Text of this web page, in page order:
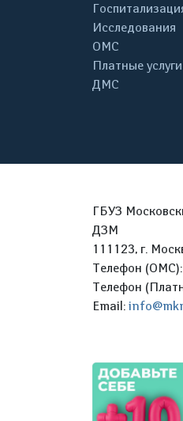
Исследования
ОМС
Платные услуги
ДМС
ГБУЗ
ДЗМ
111123, г.
Телефон (ОМС):
Телефон
Email: